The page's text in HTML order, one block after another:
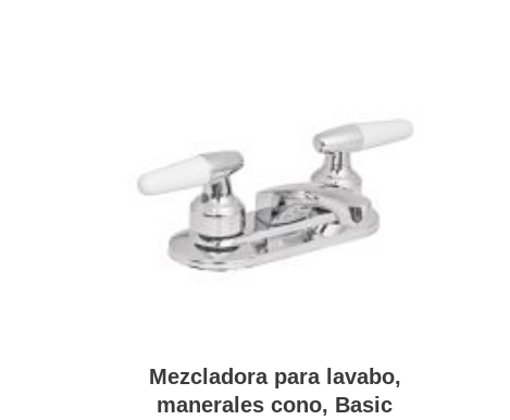
Mezcladora para lavabo,
manerales cono, Basic